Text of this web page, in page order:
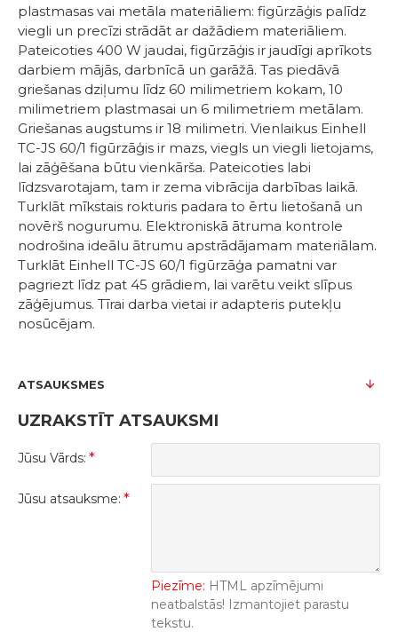
plastmasas vai metāla materiāliem: figūrzāģis palīdz
viegli un precīzi strādāt ar dažādiem materiāliem.
Pateicoties 400 W jaudai, figūrzāģis ir jaudīgi aprīkots
darbiem mājās, darbnīcā un garāžā. Tas piedāvā
griešanas dziļumu līdz 60 milimetriem kokam, 10
milimetriem plastmasai un 6 milimetriem metālam.
Griešanas augstums ir 18 milimetri. Vienlaikus Einhell
TC-JS 60/1 figūrzāģis ir mazs, viegls un viegli lietojams,
lai zāģēšana būtu vienkārša. Pateicoties labi
līdzsvarotajam, tam ir zema vibrācija darbības laikā.
Turklāt mīkstais rokturis padara to ērtu lietošanā un
novērš nogurumu. Elektroniskā ātruma kontrole
nodrošina ideālu ātrumu apstrādājamam materiālam.
Turklāt Einhell TC-JS 60/1 figūrzāģa pamatni var
pagriezt līdz pat 45 grādiem, lai varētu veikt slīpus
zāģējumus. Tīrai darba vietai ir adapteris putekļu
nosūcējam.
ATSAUKSMES
UZRAKSTĪT ATSAUKSMI
Jūsu Vārds:
Jūsu atsauksme:
Piezīme: HTML apzīmējumi
neatbalstās! Izmantojiet parastu
tekstu.